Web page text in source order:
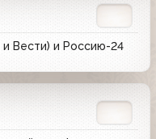
Вести) и Россию-24